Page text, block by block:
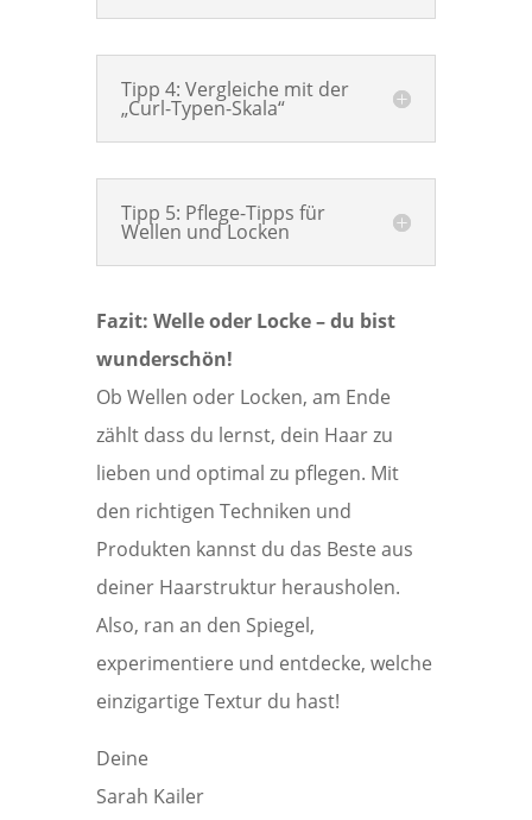
Tipp 4: Vergleiche mit der
„Curl-Typen-Skala“
Tipp 5: Pflege-Tipps für
Wellen und Locken
Fazit: Welle oder Locke – du bist
wunderschön!
Ob Wellen oder Locken, am Ende
zählt dass du lernst, dein Haar zu
lieben und optimal zu pflegen. Mit
den richtigen Techniken und
Produkten kannst du das Beste aus
deiner Haarstruktur herausholen.
Also, ran an den Spiegel,
experimentiere und entdecke, welche
einzigartige Textur du hast!
Deine
Sarah Kailer